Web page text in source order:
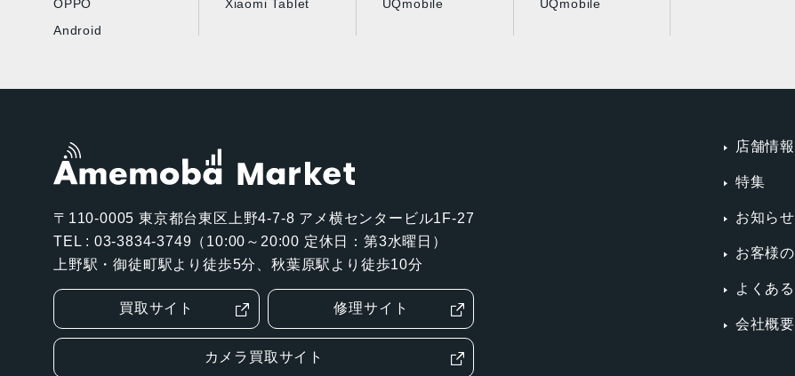
OPPO
Android
Xiaomi Tablet
UQmobile
UQmobile
〒110-0005 東京都台東区上野4-7-8 アメ横センタービル1F-27
TEL : 03-3834-3749（10:00～20:00 定休日：第3水曜日）
上野駅・御徒町駅より徒歩5分、秋葉原駅より徒歩10分
買取サイト 修理サイト
カメラ買取サイト
店舗情報
特集
お知ら
お客様
よくあ
会社概要